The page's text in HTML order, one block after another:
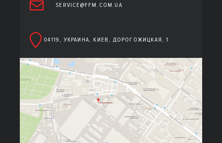
SERVICE@FFM.COM.UA
04119, УКРАИНА, КИЕВ, ДОРОГОЖИЦКАЯ, 1